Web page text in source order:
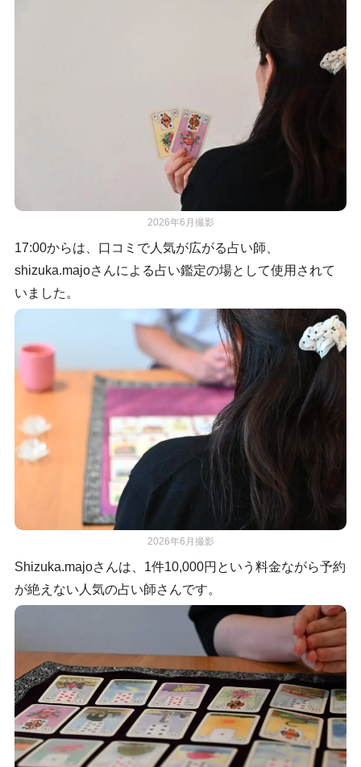
2026年6月撮影
17:00からは、口コミで人気が広がる占い師、
shizuka.majoさんによる占い鑑定の場として使用されて
いました。
2026年6月撮影
Shizuka.majoさんは、1件10,000円という料金ながら予約
が絶えない人気の占い師さんです。